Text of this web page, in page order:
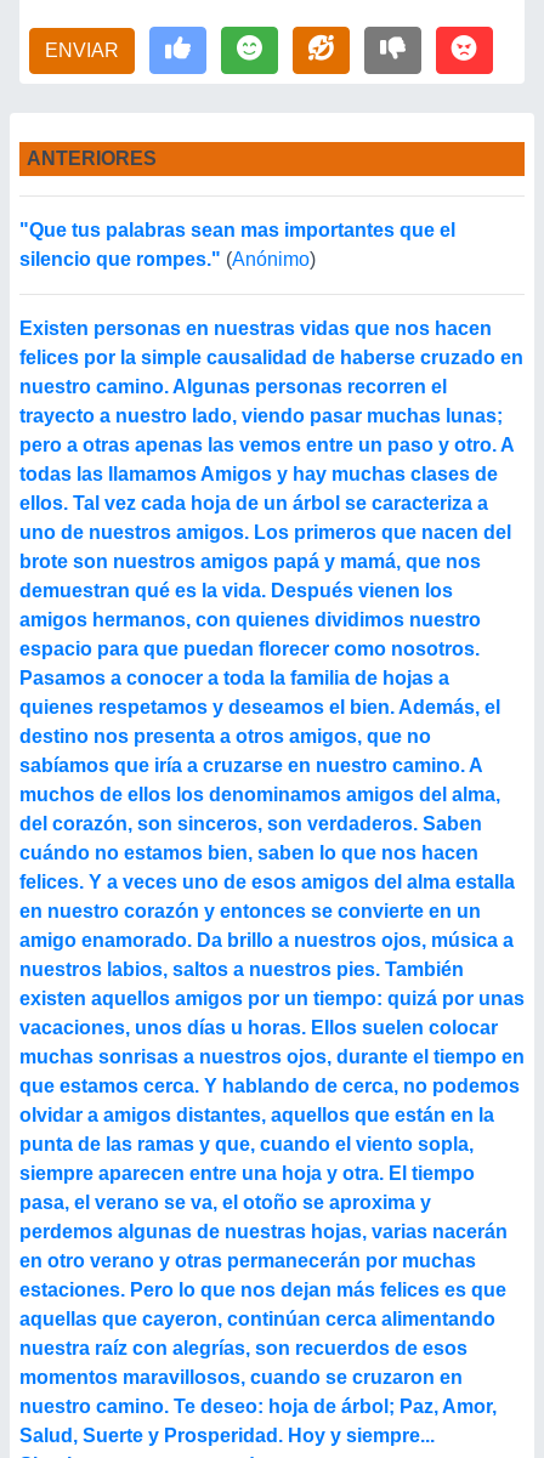
ENVIAR
ANTERIORES
"Que tus palabras sean mas importantes que el
silencio que rompes." (Anónimo)
Existen personas en nuestras vidas que nos hacen
felices por la simple causalidad de haberse cruzado en
nuestro camino. Algunas personas recorren el
trayecto a nuestro lado, viendo pasar muchas lunas;
pero a otras apenas las vemos entre un paso y otro. A
todas las llamamos Amigos y hay muchas clases de
ellos. Tal vez cada hoja de un árbol se caracteriza a
uno de nuestros amigos. Los primeros que nacen del
brote son nuestros amigos papá y mamá, que nos
demuestran qué es la vida. Después vienen los
amigos hermanos, con quienes dividimos nuestro
espacio para que puedan florecer como nosotros.
Pasamos a conocer a toda la familia de hojas a
quienes respetamos y deseamos el bien. Además, el
destino nos presenta a otros amigos, que no
sabíamos que iría a cruzarse en nuestro camino. A
muchos de ellos los denominamos amigos del alma,
del corazón, son sinceros, son verdaderos. Saben
cuándo no estamos bien, saben lo que nos hacen
felices. Y a veces uno de esos amigos del alma estalla
en nuestro corazón y entonces se convierte en un
amigo enamorado. Da brillo a nuestros ojos, música a
nuestros labios, saltos a nuestros pies. También
existen aquellos amigos por un tiempo: quizá por unas
vacaciones, unos días u horas. Ellos suelen colocar
muchas sonrisas a nuestros ojos, durante el tiempo en
que estamos cerca. Y hablando de cerca, no podemos
olvidar a amigos distantes, aquellos que están en la
punta de las ramas y que, cuando el viento sopla,
siempre aparecen entre una hoja y otra. El tiempo
pasa, el verano se va, el otoño se aproxima y
perdemos algunas de nuestras hojas, varias nacerán
en otro verano y otras permanecerán por muchas
estaciones. Pero lo que nos dejan más felices es que
aquellas que cayeron, continúan cerca alimentando
nuestra raíz con alegrías, son recuerdos de esos
momentos maravillosos, cuando se cruzaron en
nuestro camino. Te deseo: hoja de árbol; Paz, Amor,
Salud, Suerte y Prosperidad. Hoy y siempre...